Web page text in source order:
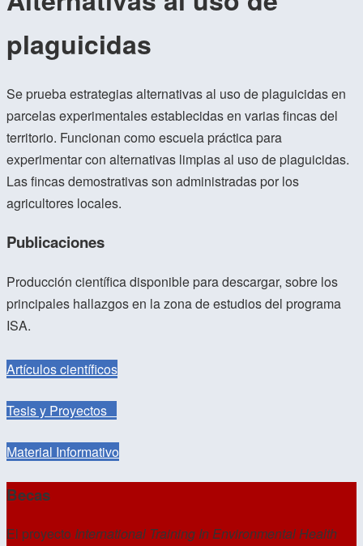
plaguicidas
Se prueba estrategias alternativas al uso de plaguicidas en
parcelas experimentales establecidas en varias fincas del
territorio. Funcionan como escuela práctica para
experimentar con alternativas limpias al uso de plaguicidas.
Las fincas demostrativas son administradas por los
agricultores locales.
Publicaciones
Producción científica disponible para descargar, sobre los
principales hallazgos en la zona de estudios del programa
ISA.
Artículos científicos
Tesis y Proyectos
Material Informativo
Becas
El proyecto International Training In Environmental Health